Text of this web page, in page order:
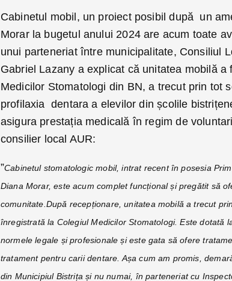
Cabinetul mobil, un proiect posibil după un
Morar la bugetul anului 2024 are acum toate
unui parteneriat între municipalitate, Consiliul
Gabriel Lazany a explicat că unitatea mobilă a
Medicilor Stomatologi din BN, a trecut prin tot
profilaxia dentara a elevilor din școlile
asigura prestația medicală în regim de
consilier local AUR:
”Cabinetul stomatologic mobil, intrat recent în posesia
Diana Morar, este acum complet funcțional și pregătit să
comunitate.După recepționare, unitatea mobilă a trecut
înregistrată la Colegiul Medicilor Stomatologi. Este dotată
normele legale și profesionale și este gata să ofere
tratament pentru carii dentare.Așa cum am promis,
din Municipiul Bistrița și nu numai, în parteneriat cu